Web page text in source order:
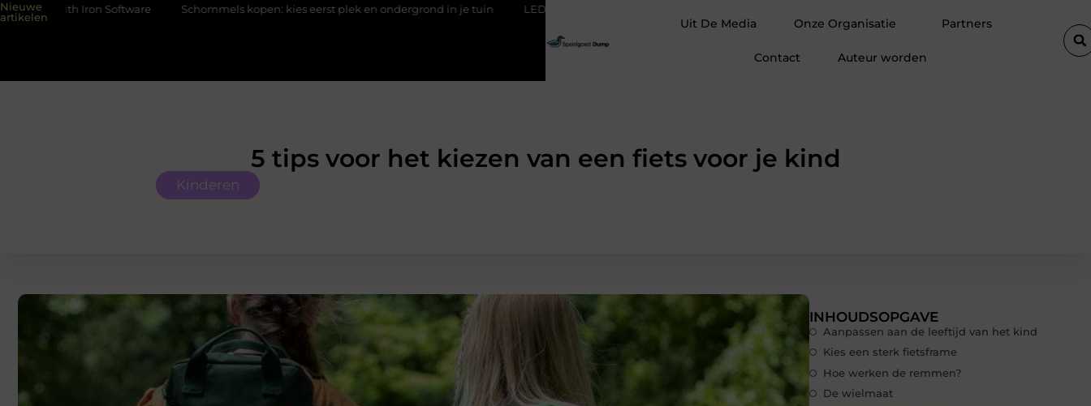
Nieuwe
artikelen
Schommels kopen: kies eerst plek en ondergrond in je tuin LED-panelen gebruiken
Uit De Media Onze Organisatie Partners
Contact Auteur worden
5 tips voor het kiezen van een fiets voor je kind
Kinderen
INHOUDSOPGAVE
Aanpassen aan de leeftijd van het kind
Kies een sterk fietsframe
Hoe werken de remmen?
De wielmaat